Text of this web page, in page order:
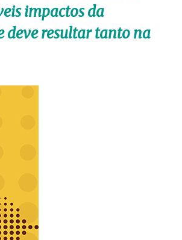
impactos da
deve resultar tanto na